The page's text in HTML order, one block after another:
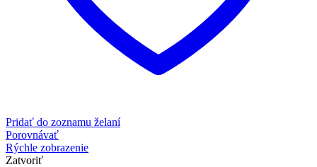
Pridať do zoznamu želaní
Porovnávať
Rýchle zobrazenie
Zatvoriť